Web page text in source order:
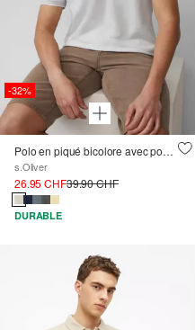
-32%
Polo en piqué bicolore avec poche poitrine
s.Oliver
26.95 CHF39.90 CHF
DURABLE